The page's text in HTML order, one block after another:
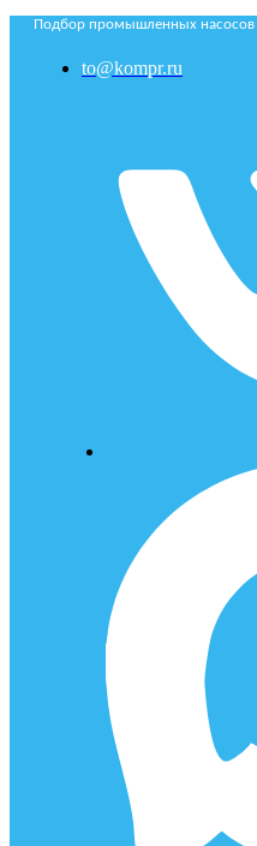
Подбор промышленных
to@kompr.ru